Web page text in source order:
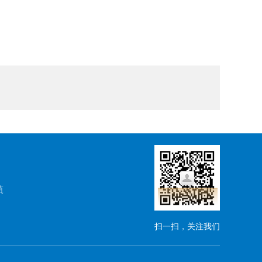
扫一扫，关注我们